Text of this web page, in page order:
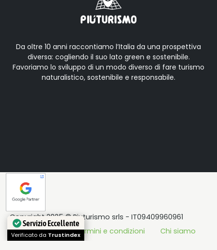
Da oltre 10 anni raccontiamo l’Italia da una prospettiva
diversa: cogliendo il suo lato green e sostenibile.
Favoriamo lo sviluppo di un modo diverso di fare turismo
naturalistico, sostenibile e responsabile.
Copyright 2025 © Piuturismo srls - IT09409960961
Privacy Policy
Termini e condizioni
Chi siamo
Servizio Eccellente
Verificato da Trustindex